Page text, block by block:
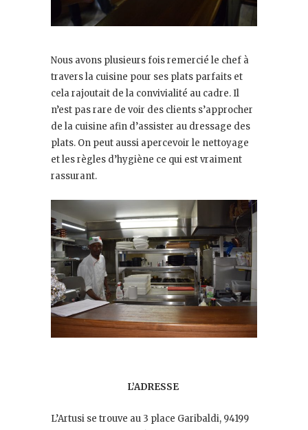
Nous avons plusieurs fois remercié le chef à
travers la cuisine pour ses plats parfaits et
cela rajoutait de la convivialité au cadre. Il
n’est pas rare de voir des clients s’approcher
de la cuisine afin d’assister au dressage des
plats. On peut aussi apercevoir le nettoyage
et les règles d’hygiène ce qui est vraiment
rassurant.
L’ADRESSE
L’Artusi se trouve au 3 place Garibaldi, 94199